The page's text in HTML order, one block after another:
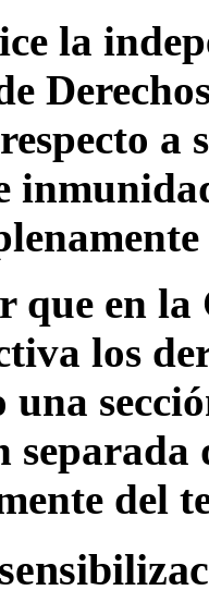
la
que en
los
una
del